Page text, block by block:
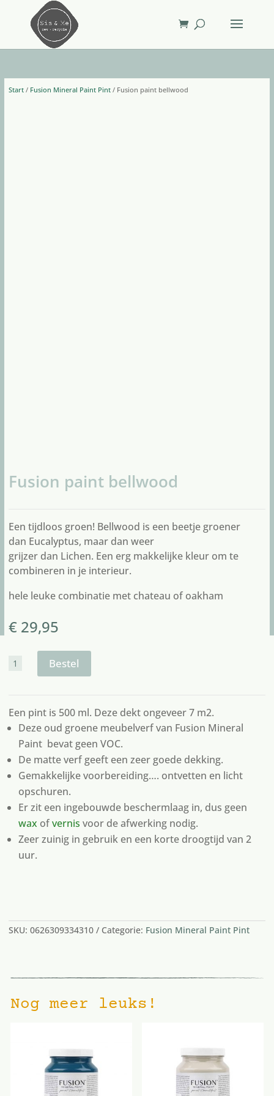
Start/ Fusion Mineral Paint Pint/ Fusion paint bellwood
Fusion paint bellwood
Een tijdloos groen! Bellwood is een beetje groener
dan Eucalyptus, maar dan weer
grijzer dan Lichen. Een erg makkelijke kleur om te
combineren in je interieur.
hele leuke combinatie met chateau of oakham
€29,95
Fusion
paint
Bestel
Een pint is 500 ml. Deze dekt ongeveer 7 m2.
Deze oud groene meubelverf van Fusion Mineral
Paint bevat geen VOC.
De matte verf geeft een zeer goede dekking.
Gemakkelijke voorbereiding…. ontvetten en licht
opschuren.
Er zit een ingebouwde beschermlaag in, dus geen
wax ofvernis voor de afwerking nodig.
Zeer zuinig in gebruik en een korte droogtijd van 2
uur.
SKU: 0626309334310 Categorie: Fusion Mineral Paint Pint
Nog meer leuks!